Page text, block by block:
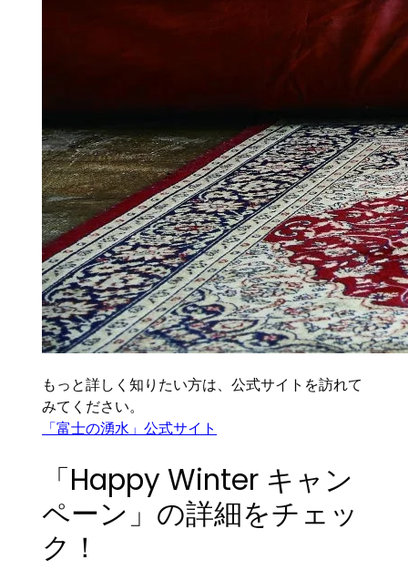
もっと詳しく知りたい方は、公式サイトを訪れて
みてください。
「富士の湧水」公式サイト
「Happy Winter キャン
ペーン」の詳細をチェッ
ク！